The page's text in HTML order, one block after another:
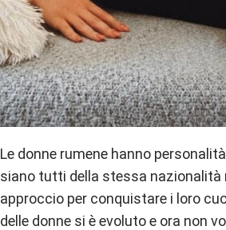
Le donne rumene hanno
siano tutti della stessa
approccio per conquistare i loro
delle donne si è evoluto e ora non